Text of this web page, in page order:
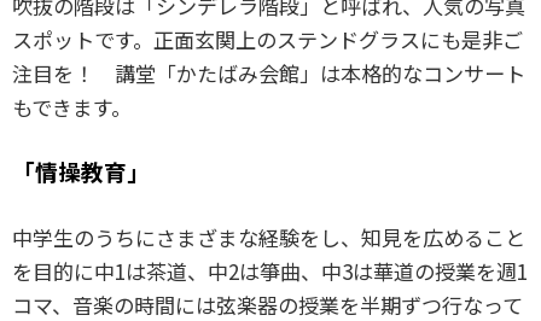
スポットです。正面玄関上のステンドグラスにも是非ご
注目を！ 講堂「かたばみ会館」は本格的なコンサート
もできます。
「情操教育」
中学生のうちにさまざまな経験をし、知見を広めること
を目的に中1は茶道、中2は箏曲、中3は華道の授業を週1
コマ、音楽の時間には弦楽器の授業を半期ずつ行なって